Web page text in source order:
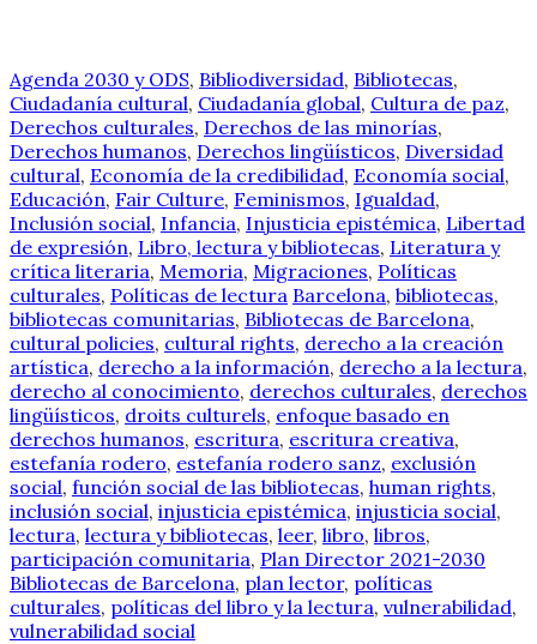
Agenda 2030 y ODS, Bibliodiversidad, Bibliotecas,
Ciudadanía cultural, Ciudadanía global, Cultura de paz,
Derechos culturales, Derechos de las minorías,
Derechos humanos, Derechos lingüísticos, Diversidad
cultural, Economía de la credibilidad, Economía social,
Educación, Fair Culture, Feminismos, Igualdad,
Inclusión social, Infancia, Injusticia epistémica, Libertad
de expresión, Libro, lectura y bibliotecas, Literatura y
crítica literaria, Memoria, Migraciones, Políticas
culturales, Políticas de lectura Barcelona, bibliotecas,
bibliotecas comunitarias, Bibliotecas de Barcelona,
cultural policies, cultural rights, derecho a la creación
artística, derecho a la información, derecho a la lectura,
derecho al conocimiento, derechos culturales, derechos
lingüísticos, droits culturels, enfoque basado en
derechos humanos, escritura, escritura creativa,
estefanía rodero, estefanía rodero sanz, exclusión
social, función social de las bibliotecas, human rights,
inclusión social, injusticia epistémica, injusticia social,
lectura, lectura y bibliotecas, leer, libro, libros,
participación comunitaria, Plan Director 2021-2030
Bibliotecas de Barcelona, plan lector, políticas
culturales, políticas del libro y la lectura, vulnerabilidad,
vulnerabilidad social